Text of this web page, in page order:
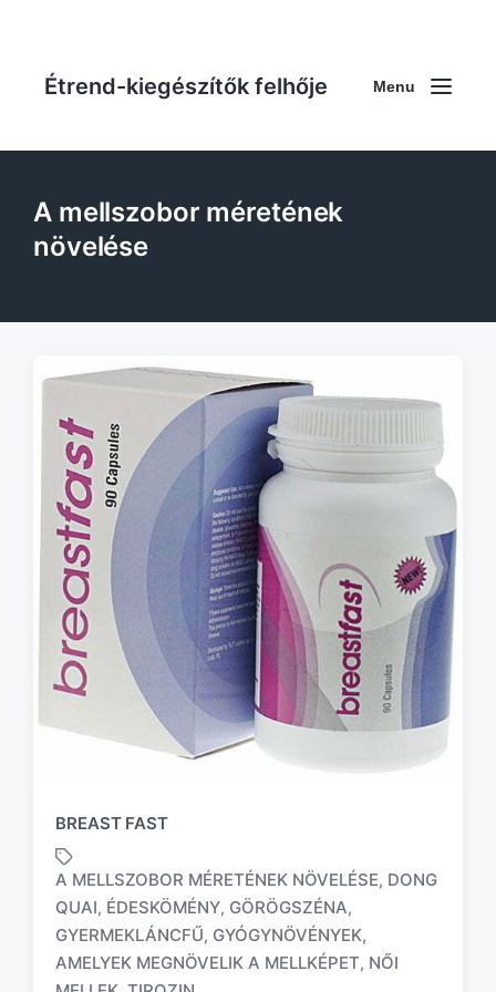
Étrend-kiegészítők felhője Menu
A mellszobor méretének
növelése
BREAST FAST
T
a
g
A MELLSZOBOR MÉRETÉNEK NÖVELÉSE, DONG
QUAI, ÉDESKÖMÉNY, GÖRÖGSZÉNA,
GYERMEKLÁNCFŰ, GYÓGYNÖVÉNYEK,
AMELYEK MEGNÖVELIK A MELLKÉPET, NŐI